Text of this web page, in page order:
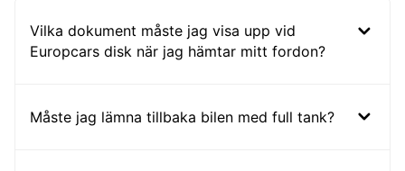
Vilka dokument måste jag visa upp vid
Europcars disk när jag hämtar mitt fordon?
Måste jag lämna tillbaka bilen med full tank?